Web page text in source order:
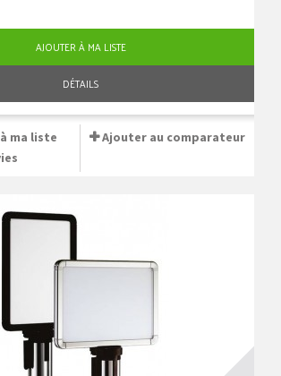
AJOUTER À MA LISTE
DÉTAILS
ma liste
Ajouter au comparateur